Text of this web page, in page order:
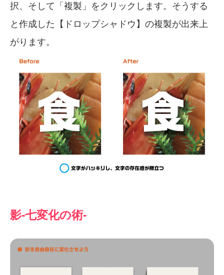
択、そして「複製」をクリックします。そうする
と作成した【ドロップシャドウ】の複製が出来上
がります。
影-七変化の術-